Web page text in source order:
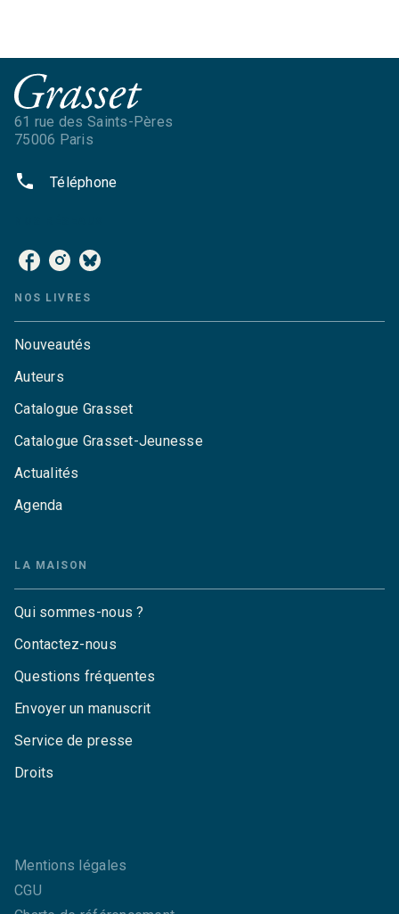
61 rue des Saints-Pères
75006 Paris
phone Téléphone
NOS LIVRES
Nouveautés
Auteurs
Catalogue Grasset
Catalogue Grasset-Jeunesse
Actualités
Agenda
LA MAISON
Qui sommes-nous ?
Contactez-nous
Questions fréquentes
Envoyer un manuscrit
Service de presse
Droits
Mentions légales
CGU